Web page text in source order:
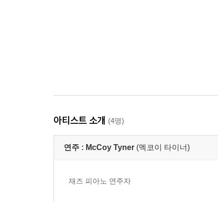
아티스트 소개 (4명)
연주 : McCoy Tyner (멕코이 타이너)
재즈 피아노 연주자